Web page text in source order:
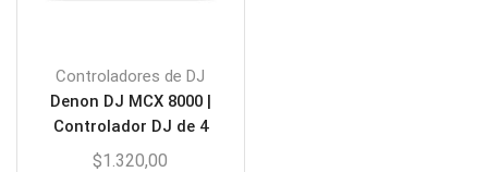
Controladores de DJ
Denon DJ MCX 8000 |
Controlador DJ de 4
Canales
$1.320,00